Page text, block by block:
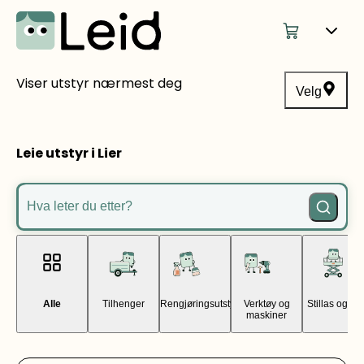
Viser utstyr nærmest deg Velg
Leie utstyr i Lier
Hva leter du etter?
Alle Tilhenger Rengjøringsutstyr
Verktøy og
maskiner
Stillas og